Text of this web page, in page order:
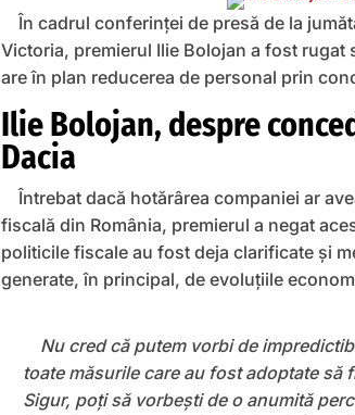
În cadrul conferinței de presă de la
Victoria, premierul Ilie Bolojan a fost rugat
are în plan reducerea de personal prin
Ilie Bolojan, despre
Dacia
Întrebat dacă hotărârea companiei ar
fiscală din România, premierul a negat
politicile fiscale au fost deja clarificate și
generate, în principal, de evoluțiile
Nu cred că putem vorbi de
toate măsurile care au fost adoptate să
Sigur, poți să vorbești de o anumită